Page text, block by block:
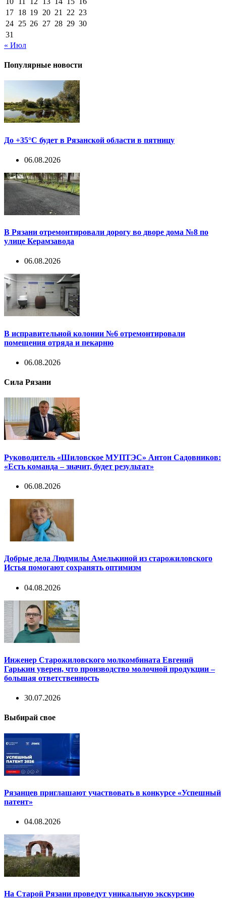
17 18 19 20 21 22 23
24 25 26 27 28 29 30
31
« Июл
Популярные новости
До +35°С будет в Рязанской области в пятницу
06.08.2026
В Рязани отремонтировали дорогу во дворе дома №8 по
улице Керамзавода
06.08.2026
В исправительной колонии №6 отремонтировали
помещения отряда и пекарню
06.08.2026
Сила Рязани
Руководитель «Шиловское МУПТЭС» Антон Садовников:
«Есть команда – значит, будет результат»
06.08.2026
Добрые дела Людмилы Амелькиной из старожиловского
Истья помогают сохранять оптимизм
04.08.2026
Инженер Старожиловского молкомбината Евгений
Гарькин уверен, что производство молочной продукции –
большая ответственность
30.07.2026
Выбирай свое
Рязанцев приглашают участвовать в конкурсе «Успешный
патент»
04.08.2026
На Старой Рязани проведут уникальную экскурсию